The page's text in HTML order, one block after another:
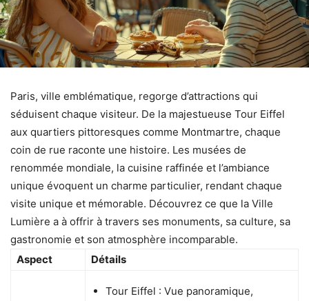
Paris, ville emblématique, regorge d’attractions qui
séduisent chaque visiteur. De la majestueuse Tour Eiffel
aux quartiers pittoresques comme Montmartre, chaque
coin de rue raconte une histoire. Les musées de
renommée mondiale, la cuisine raffinée et l’ambiance
unique évoquent un charme particulier, rendant chaque
visite unique et mémorable. Découvrez ce que la Ville
Lumière a à offrir à travers ses monuments, sa culture, sa
gastronomie et son atmosphère incomparable.
Aspect
Détails
Tour Eiffel : Vue panoramique,